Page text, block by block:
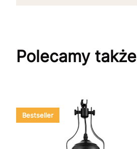
Polecamy także
Bestseller